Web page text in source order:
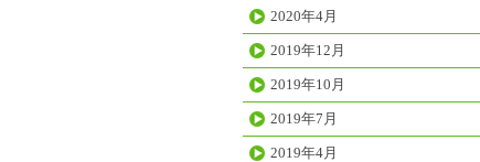
2020年4月
2019年12月
2019年10月
2019年7月
2019年4月